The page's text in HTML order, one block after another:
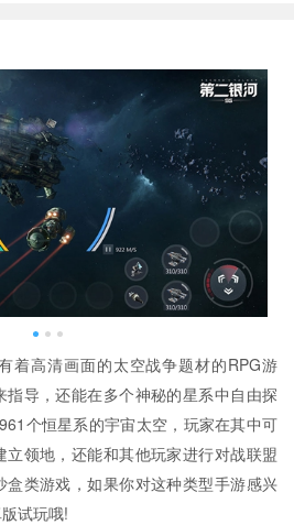
高清画面的太空战争题材的RPG游
导，还能在多个神秘的星系中自由探
个恒星系的宇宙太空，玩家在其中可
领地，还能和其他玩家进行对战联盟
类游戏，如果你对这种类型手游感兴
试玩哦!